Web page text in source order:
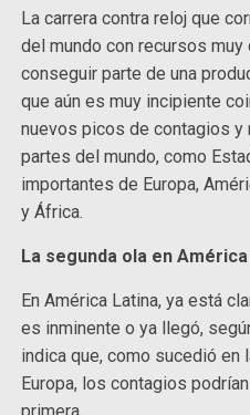
La carrera contra reloj que
del mundo con recursos
conseguir parte de una
que aún es muy incipiente
nuevos picos de contagios y
partes del mundo, como
importantes de Europa,
y África.
La segunda ola en
En América Latina, ya está
es inminente o ya llegó,
indica que, como sucedió en
Europa, los contagios